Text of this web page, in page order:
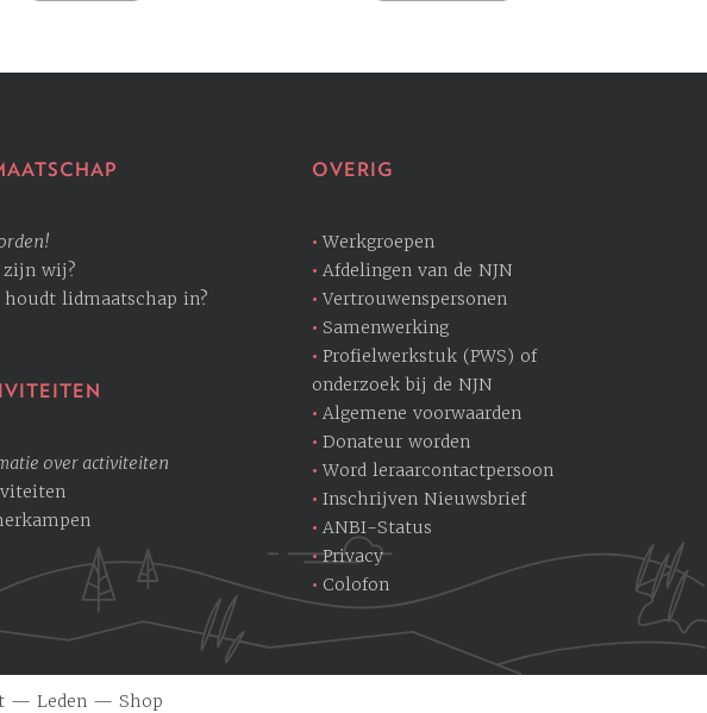
zijn wij?
houdt lidmaatschap in?
over activiteiten
OVERIG
Werkgroepen
Afdelingen van de NJN
Vertrouwenspersonen
Samenwerking
Profielwerkstuk (PWS) of
onderzoek bij de NJN
Algemene voorwaarden
Donateur worden
Word leraarcontactpersoon
Inschrijven Nieuwsbrief
ANBI-Status
Privacy
Colofon
— Leden — Shop